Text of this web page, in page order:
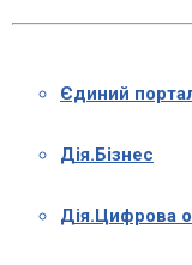
Єдиний
Дія.Бізнес
Дія.Цифрова